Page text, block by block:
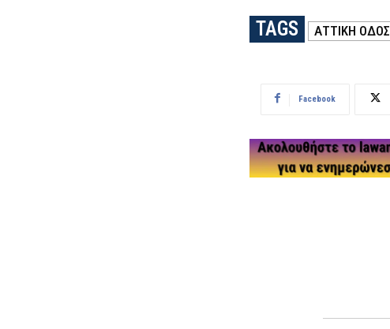
TAGS ΑΤΤΙΚΗ ΟΔΟΣ
Facebook